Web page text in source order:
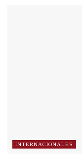
INTERNACIONALES